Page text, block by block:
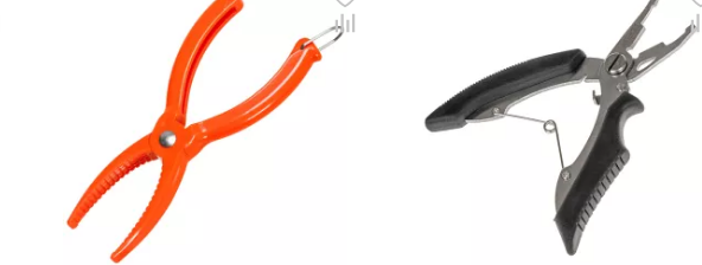
Придумайте пароль: *
Повторите пароль: *
Заполняя данную форму вы соглашаетесь на
обработку